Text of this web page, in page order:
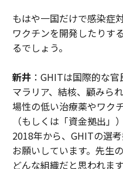
もはや一国だけで感染症
ワクチンを開発したりす
るでしょう。
新井：GHITは国際的な官
マラリア、結核、顧みら
場性の低い治療薬やワク
（もしくは「資金拠出」
2018年から、GHITの選
お願いしています。先生
どんな組織だと思われます